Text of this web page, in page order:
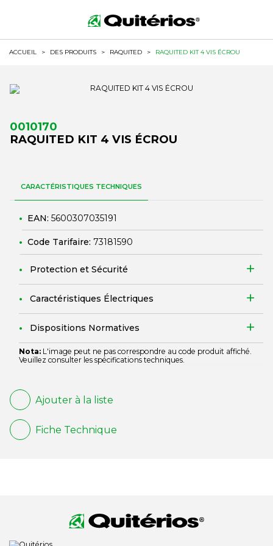
ACCUEIL > DES PRODUITS > RAQUITED > RAQUITED KIT 4 VIS ÉCROU
0010170
RAQUITED KIT 4 VIS ÉCROU
CARACTÉRISTIQUES TECHNIQUES
EAN: 5600307035191
Code Tarifaire: 73181590
Protection et Sécurité
Caractéristiques Électriques
Dispositions Normatives
Nota: L'image peut ne pas correspondre au code produit affiché.
Veuillez consulter les spécifications techniques.
Ajouter à la liste
Fiche Technique